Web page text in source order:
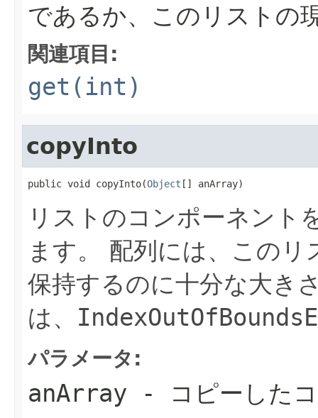
であるか、このリストの
関連項目:
get(int)
copyInto
public void copyInto(Object [] anArray)
リストのコンポーネント
ます。
配列には、このリ
保持するのに十分な大き
は、
パラメータ:
anArray - コピーしたコ